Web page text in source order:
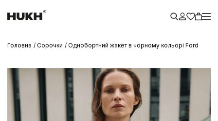
Головна Сорочки Однобортний жакет в чорному кольорі Ford